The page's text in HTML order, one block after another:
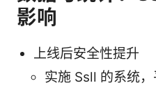
影响
上线后安全性提升
实施 Ssll 的系统